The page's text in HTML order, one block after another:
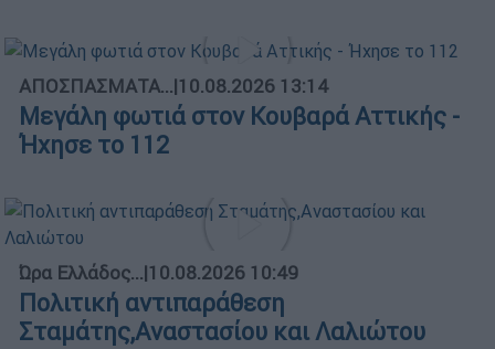
ΑΠΟΣΠΑΣΜΑΤΑ...|10.08.2026 13:14
Μεγάλη φωτιά στον Κουβαρά Αττικής -
Ήχησε το 112
Ώρα Ελλάδος...|10.08.2026 10:49
Πολιτική αντιπαράθεση
Σταμάτης,Αναστασίου και Λαλιώτου